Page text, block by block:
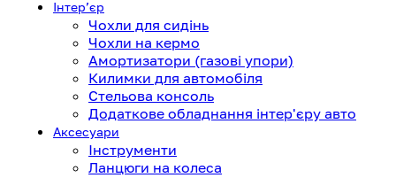
Інтерʼєр
Чохли для сидінь
Чохли на кермо
Амортизатори (газові упори)
Килимки для автомобіля
Стельова консоль
Додаткове обладнання інтер'єру авто
Аксесуари
Інструменти
Ланцюги на колеса